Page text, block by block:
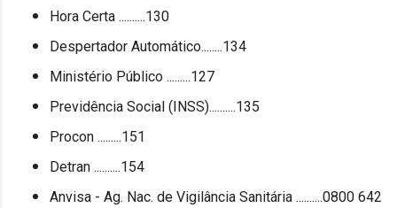
Hora Certa ..........130
Despertador Automático........134
Ministério Público .........127
Previdência Social (INSS)..........135
Procon .........151
Detran ..........154
Anvisa - Ag. Nac. de Vigilância Sanitária ..........0800 642